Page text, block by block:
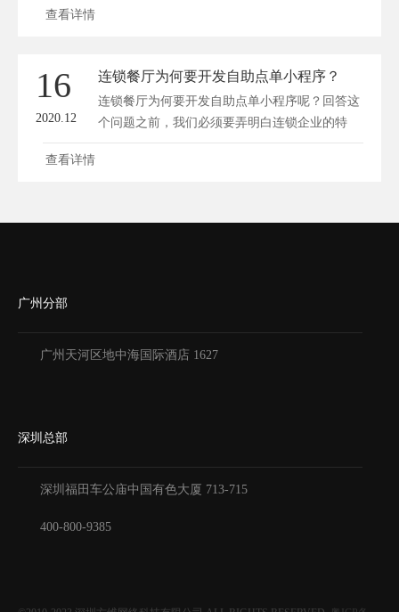
查看详情
16
2020.12
连锁餐厅为何要开发自助点单小程序？
连锁餐厅为何要开发自助点单小程序呢？回答这
个问题之前，我们必须要弄明白连锁企业的特
点...
查看详情
广州分部
广州天河区地中海国际酒店 1627
深圳总部
深圳福田车公庙中国有色大厦 713-715
400-800-9385